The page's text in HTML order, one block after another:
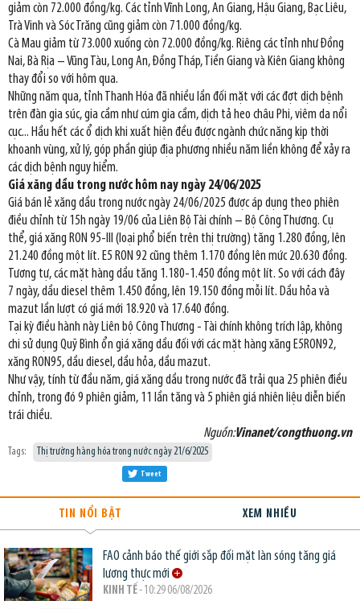
giảm còn 72.000 đồng/kg. Các tỉnh Vĩnh Long, An Giang, Hậu Giang, Bạc Liêu,
Trà Vinh và Sóc Trăng cũng giảm còn 71.000 đồng/kg.
Cà Mau giảm từ 73.000 xuống còn 72.000 đồng/kg. Riêng các tỉnh như Đồng
Nai, Bà Rịa – Vũng Tàu, Long An, Đồng Tháp, Tiền Giang và Kiên Giang không
thay đổi so với hôm qua.
Những năm qua, tỉnh Thanh Hóa đã nhiều lần đối mặt với các đợt dịch bệnh
trên đàn gia súc, gia cầm như cúm gia cầm, dịch tả heo châu Phi, viêm da nổi
cục... Hầu hết các ổ dịch khi xuất hiện đều được ngành chức năng kịp thời
khoanh vùng, xử lý, góp phần giúp địa phương nhiều năm liền không để xảy ra
các dịch bệnh nguy hiểm.
Giá xăng dầu trong nước hôm nay ngày 24/06/2025
Giá bán lẻ xăng dầu trong nước ngày 24/06/2025 được áp dụng theo phiên
điều chỉnh từ 15h ngày 19/06 của Liên Bộ Tài chính – Bộ Công Thương. Cụ
thể, giá xăng RON 95-III (loại phổ biến trên thị trường) tăng 1.280 đồng, lên
21.240 đồng một lít. E5 RON 92 cũng thêm 1.170 đồng lên mức 20.630 đồng.
Tương tự, các mặt hàng dầu tăng 1.180-1.450 đồng một lít. So với cách đây
7 ngày, dầu diesel thêm 1.450 đồng, lên 19.150 đồng mỗi lít. Dầu hỏa và
mazut lần lượt có giá mới 18.920 và 17.640 đồng.
Tại kỳ điều hành này Liên bộ Công Thương - Tài chính không trích lập, không
chi sử dụng Quỹ Bình ổn giá xăng dầu đối với các mặt hàng xăng E5RON92,
xăng RON95, dầu diesel, dầu hỏa, dầu mazut.
Như vậy, tính từ đầu năm, giá xăng dầu trong nước đã trải qua 25 phiên điều
chỉnh, trong đó 9 phiên giảm, 11 lần tăng và 5 phiên giá nhiên liệu diễn biến
trái chiều.
Nguồn:Vinanet/congthuong.vn
Tags: Thị trường hàng hóa trong nước ngày 21/6/2025
Tweet
TIN NỔI BẬT XEM NHIỀU
FAO cảnh báo thế giới sắp đối mặt làn sóng tăng giá
lương thực mới
KINH TẾ- 10:29 06/08/2026